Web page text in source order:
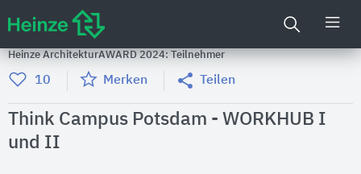
Heinze ArchitekturAWARD 2024: Teilnehmer
10 Merken Teilen
Think Campus Potsdam - WORKHUB I
und II